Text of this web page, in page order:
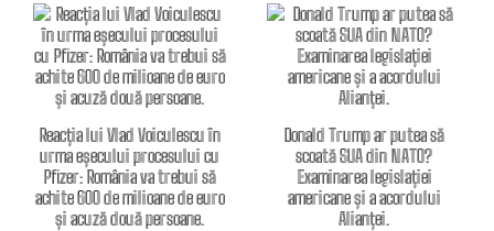
Reacția lui Vlad Voiculescu în
urma eșecului procesului cu
Pfizer: România va trebui să
achite 600 de milioane de euro
și acuză două persoane.
Donald Trump ar putea să
scoată SUA din NATO?
Examinarea legislației
americane și a acordului
Alianței.